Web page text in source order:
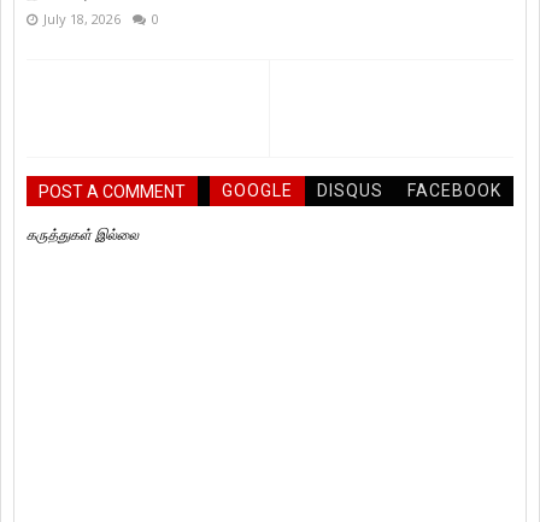
July 18, 2026 0
POST A COMMENT GOOGLE DISQUS FACEBOOK
கருத்துகள் இல்லை